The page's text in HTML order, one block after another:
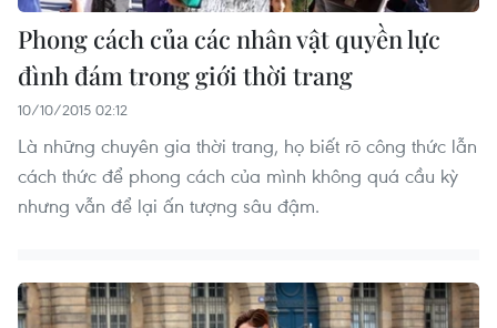
Phong cách của các nhân vật quyền lực
đình đám trong giới thời trang
10/10/2015 02:12
Là những chuyên gia thời trang, họ biết rõ công thức lẫn
cách thức để phong cách của mình không quá cầu kỳ
nhưng vẫn để lại ấn tượng sâu đậm.